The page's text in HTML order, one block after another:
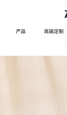
产品 高端定制